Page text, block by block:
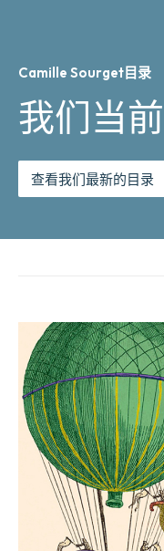
Camille Sourget目录
我们当
查看我们最新的目录